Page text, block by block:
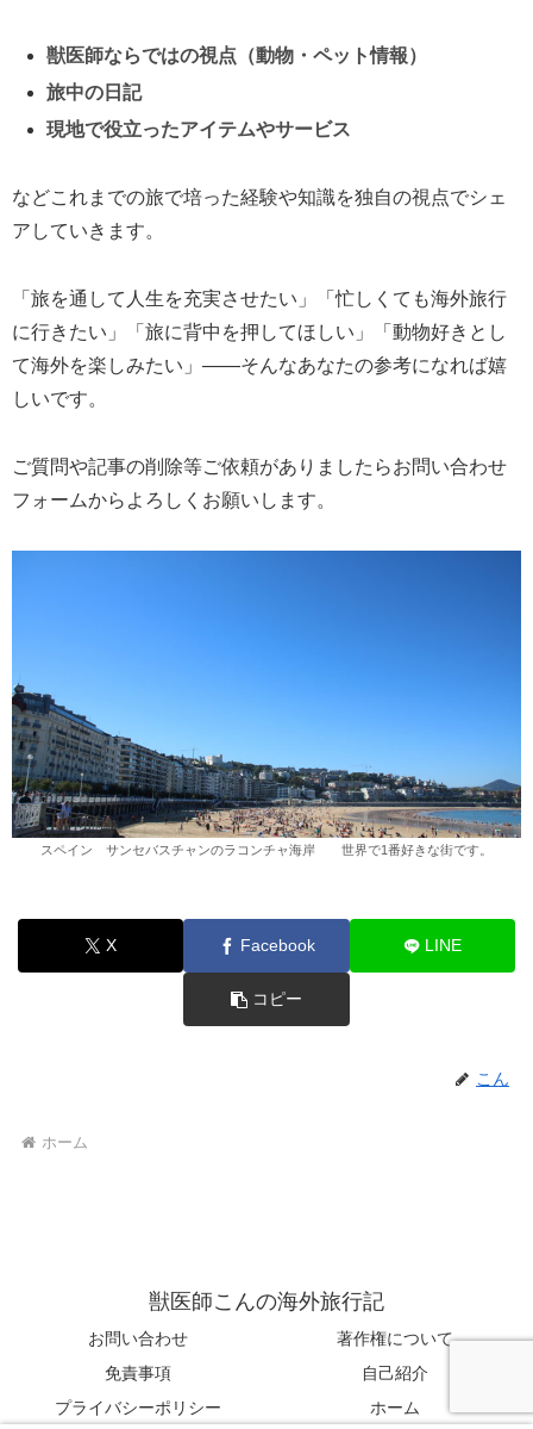
獣医師ならではの視点（動物・ペット情報）
旅中の日記
現地で役立ったアイテムやサービス
などこれまでの旅で培った経験や知識を独自の視点でシェ
アしていきます。
「旅を通して人生を充実させたい」「忙しくても海外旅行
に行きたい」「旅に背中を押してほしい」「動物好きとし
て海外を楽しみたい」――そんなあなたの参考になれば嬉
しいです。
ご質問や記事の削除等ご依頼がありましたらお問い合わせ
フォームからよろしくお願いします。
スペイン サンセバスチャンのラコンチャ海岸 世界で1番好きな街です。
X Facebook LINE
コピー
こん
ホーム
獣医師こんの海外旅行記
お問い合わせ
著作権について
免責事項
自己紹介
プライバシーポリシー
ホーム